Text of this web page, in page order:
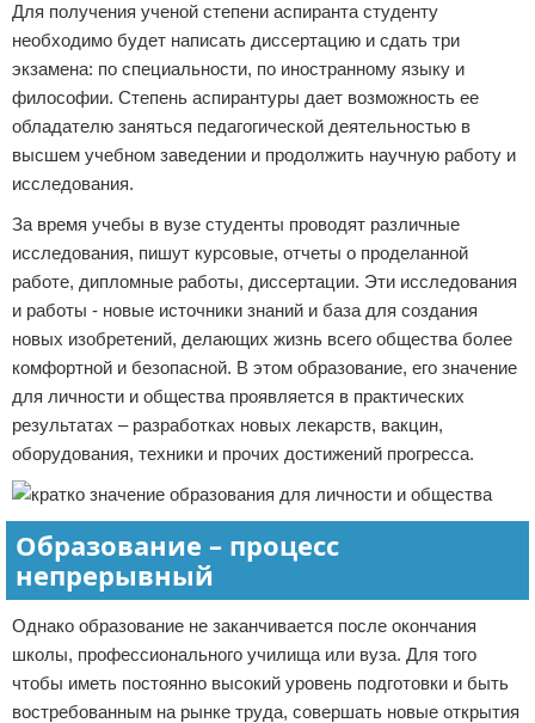
Для получения ученой степени аспиранта студенту
необходимо будет написать диссертацию и сдать три
экзамена: по специальности, по иностранному языку и
философии. Степень аспирантуры дает возможность ее
обладателю заняться педагогической деятельностью в
высшем учебном заведении и продолжить научную работу и
исследования.
За время учебы в вузе студенты проводят различные
исследования, пишут курсовые, отчеты о проделанной
работе, дипломные работы, диссертации. Эти исследования
и работы - новые источники знаний и база для создания
новых изобретений, делающих жизнь всего общества более
комфортной и безопасной. В этом образование, его значение
для личности и общества проявляется в практических
результатах – разработках новых лекарств, вакцин,
оборудования, техники и прочих достижений прогресса.
Образование – процесс
непрерывный
Однако образование не заканчивается после окончания
школы, профессионального училища или вуза. Для того
чтобы иметь постоянно высокий уровень подготовки и быть
востребованным на рынке труда, совершать новые открытия